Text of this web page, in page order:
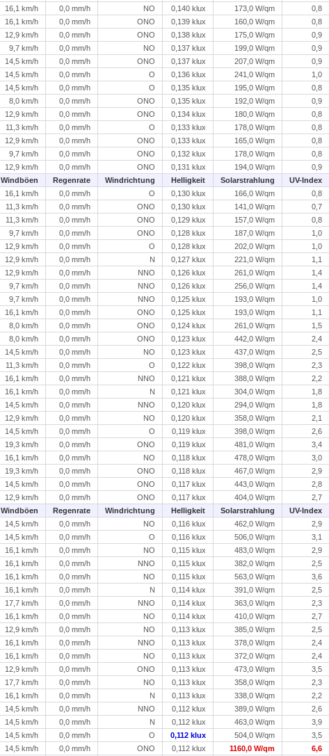
16,1 km/h 0,0 mm/h NO 0,140 klux 173,0 W/qm
0,8
16,1 km/h 0,0 mm/h ONO 0,139 klux 160,0 W/qm
0,8
12,9 km/h 0,0 mm/h ONO 0,138 klux 175,0 W/qm
0,9
9,7 km/h 0,0 mm/h NO 0,137 klux 199,0 W/qm
0,9
14,5 km/h 0,0 mm/h ONO 0,137 klux 207,0 W/qm
0,9
14,5 km/h 0,0 mm/h O 0,136 klux 241,0 W/qm
1,0
14,5 km/h 0,0 mm/h O 0,135 klux 195,0 W/qm
0,8
8,0 km/h 0,0 mm/h ONO 0,135 klux 192,0 W/qm
0,9
12,9 km/h 0,0 mm/h ONO 0,134 klux 180,0 W/qm
0,8
11,3 km/h 0,0 mm/h O 0,133 klux 178,0 W/qm
0,8
12,9 km/h 0,0 mm/h ONO 0,133 klux 165,0 W/qm
0,8
9,7 km/h 0,0 mm/h ONO 0,132 klux 178,0 W/qm
0,8
12,9 km/h 0,0 mm/h ONO 0,131 klux 194,0 W/qm
0,9
Windböen Regenrate Windrichtung Helligkeit Solarstrahlung
UV-Index
16,1 km/h 0,0 mm/h O 0,130 klux 166,0 W/qm
0,8
11,3 km/h 0,0 mm/h ONO 0,130 klux 141,0 W/qm
0,7
11,3 km/h 0,0 mm/h ONO 0,129 klux 157,0 W/qm
0,8
9,7 km/h 0,0 mm/h ONO 0,128 klux 187,0 W/qm
1,0
12,9 km/h 0,0 mm/h O 0,128 klux 202,0 W/qm
1,0
12,9 km/h 0,0 mm/h N 0,127 klux 221,0 W/qm
1,1
12,9 km/h 0,0 mm/h NNO 0,126 klux 261,0 W/qm
1,4
9,7 km/h 0,0 mm/h NNO 0,126 klux 256,0 W/qm
1,4
9,7 km/h 0,0 mm/h NNO 0,125 klux 193,0 W/qm
1,0
16,1 km/h 0,0 mm/h ONO 0,125 klux 193,0 W/qm
1,1
8,0 km/h 0,0 mm/h ONO 0,124 klux 261,0 W/qm
1,5
8,0 km/h 0,0 mm/h ONO 0,123 klux 442,0 W/qm
2,4
14,5 km/h 0,0 mm/h NO 0,123 klux 437,0 W/qm
2,5
11,3 km/h 0,0 mm/h O 0,122 klux 398,0 W/qm
2,3
16,1 km/h 0,0 mm/h NNO 0,121 klux 388,0 W/qm
2,2
16,1 km/h 0,0 mm/h N 0,121 klux 304,0 W/qm
1,8
14,5 km/h 0,0 mm/h NNO 0,120 klux 294,0 W/qm
1,8
12,9 km/h 0,0 mm/h NO 0,120 klux 358,0 W/qm
2,1
14,5 km/h 0,0 mm/h O 0,119 klux 398,0 W/qm
2,6
19,3 km/h 0,0 mm/h ONO 0,119 klux 481,0 W/qm
3,4
16,1 km/h 0,0 mm/h NO 0,118 klux 478,0 W/qm
3,0
19,3 km/h 0,0 mm/h ONO 0,118 klux 467,0 W/qm
2,9
14,5 km/h 0,0 mm/h ONO 0,117 klux 443,0 W/qm
2,8
12,9 km/h 0,0 mm/h ONO 0,117 klux 404,0 W/qm
2,7
Windböen Regenrate Windrichtung Helligkeit Solarstrahlung
UV-Index
14,5 km/h 0,0 mm/h NO 0,116 klux 462,0 W/qm
2,9
14,5 km/h 0,0 mm/h O 0,116 klux 506,0 W/qm
3,1
16,1 km/h 0,0 mm/h NO 0,115 klux 483,0 W/qm
2,9
16,1 km/h 0,0 mm/h NNO 0,115 klux 382,0 W/qm
2,5
16,1 km/h 0,0 mm/h NO 0,115 klux 563,0 W/qm
3,6
16,1 km/h 0,0 mm/h N 0,114 klux 391,0 W/qm
2,5
17,7 km/h 0,0 mm/h NNO 0,114 klux 363,0 W/qm
2,3
16,1 km/h 0,0 mm/h NO 0,114 klux 410,0 W/qm
2,7
12,9 km/h 0,0 mm/h NO 0,113 klux 385,0 W/qm
2,5
16,1 km/h 0,0 mm/h NNO 0,113 klux 378,0 W/qm
2,4
16,1 km/h 0,0 mm/h NO 0,113 klux 372,0 W/qm
2,4
12,9 km/h 0,0 mm/h ONO 0,113 klux 473,0 W/qm
3,5
17,7 km/h 0,0 mm/h NO 0,113 klux 358,0 W/qm
2,3
16,1 km/h 0,0 mm/h N 0,113 klux 338,0 W/qm
2,2
14,5 km/h 0,0 mm/h NNO 0,112 klux 389,0 W/qm
2,6
14,5 km/h 0,0 mm/h N 0,112 klux 463,0 W/qm
3,9
14,5 km/h 0,0 mm/h O 0,112 klux 504,0 W/qm
3,5
14,5 km/h 0,0 mm/h ONO 0,112 klux 1160,0 W/qm 6,6